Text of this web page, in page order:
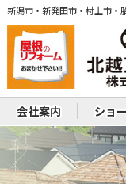
新潟市・新発田市・村上市・
会社案内 ショ